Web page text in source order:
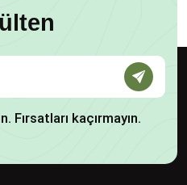
Fırsatları kaçırmayın.